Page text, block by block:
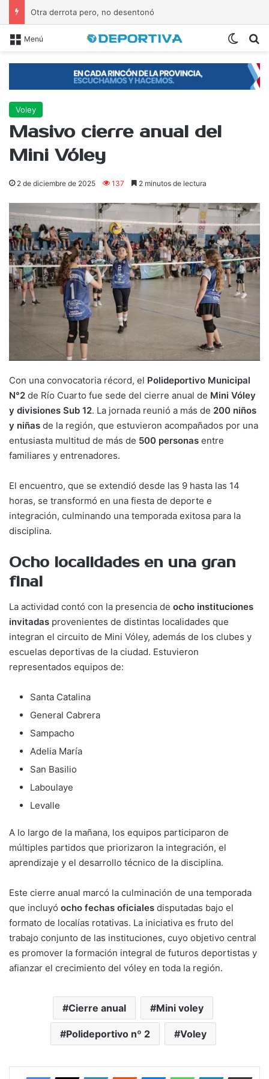
Otra derrota pero, no desentonó
Menú
Voley
Masivo cierre anual del
Mini Vóley
2 de diciembre de 2025 137 2 minutos de lectura
Con una convocatoria récord, el Polideportivo Municipal
N°2 de Río Cuarto fue sede del cierre anual de Mini Vóley
y divisiones Sub 12. La jornada reunió a más de 200 niños
y niñas de la región, que estuvieron acompañados por una
entusiasta multitud de más de 500 personas entre
familiares y entrenadores.
El encuentro, que se extendió desde las 9 hasta las 14
horas, se transformó en una fiesta de deporte e
integración, culminando una temporada exitosa para la
disciplina.
Ocho localidades en una gran
final
La actividad contó con la presencia de ocho instituciones
invitadas provenientes de distintas localidades que
integran el circuito de Mini Vóley, además de los clubes y
escuelas deportivas de la ciudad. Estuvieron
representados equipos de:
Santa Catalina
General Cabrera
Sampacho
Adelia María
San Basilio
Laboulaye
Levalle
A lo largo de la mañana, los equipos participaron de
múltiples partidos que priorizaron la integración, el
aprendizaje y el desarrollo técnico de la disciplina.
Este cierre anual marcó la culminación de una temporada
que incluyó ocho fechas oficiales disputadas bajo el
formato de localías rotativas. La iniciativa es fruto del
trabajo conjunto de las instituciones, cuyo objetivo central
es promover la formación integral de futuros deportistas y
afianzar el crecimiento del vóley en toda la región.
Cierre anual Mini voley
Polideportivo nº 2 Voley